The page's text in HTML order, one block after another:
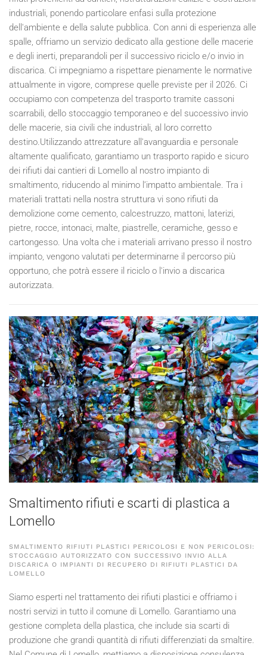
industriali, ponendo particolare enfasi sulla protezione
dell'ambiente e della salute pubblica. Con anni di esperienza alle
spalle, offriamo un servizio dedicato alla gestione delle macerie
e degli inerti, preparandoli per il successivo riciclo e/o invio in
discarica. Ci impegniamo a rispettare pienamente le normative
attualmente in vigore, comprese quelle previste per il 2026. Ci
occupiamo con competenza del trasporto tramite cassoni
scarrabili, dello stoccaggio temporaneo e del successivo invio
delle macerie, sia civili che industriali, al loro corretto
destino.Utilizzando attrezzature all'avanguardia e personale
altamente qualificato, garantiamo un trasporto rapido e sicuro
dei rifiuti dai cantieri di Lomello al nostro impianto di
smaltimento, riducendo al minimo l’impatto ambientale. Tra i
materiali trattati nella nostra struttura vi sono rifiuti da
demolizione come cemento, calcestruzzo, mattoni, laterizi,
pietre, rocce, intonaci, malte, piastrelle, ceramiche, gesso e
cartongesso. Una volta che i materiali arrivano presso il nostro
impianto, vengono valutati per determinarne il percorso più
opportuno, che potrà essere il riciclo o l'invio a discarica
autorizzata.
Smaltimento rifiuti e scarti di plastica a
Lomello
SMALTIMENTO RIFIUTI PLASTICI PERICOLOSI E NON PERICOLOSI:
STOCCAGGIO AUTORIZZATO CON SUCCESSIVO INVIO ALLA
DISCARICA O IMPIANTI DI RECUPERO DI RIFIUTI PLASTICI DA
LOMELLO
Siamo esperti nel trattamento dei rifiuti plastici e offriamo i
nostri servizi in tutto il comune di Lomello. Garantiamo una
gestione completa della plastica, che include sia scarti di
produzione che grandi quantità di rifiuti differenziati da smaltire.